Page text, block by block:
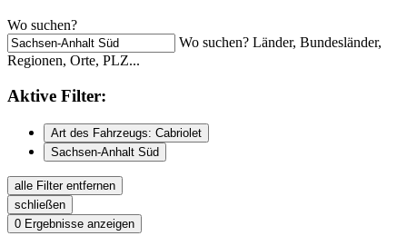
Wo suchen?
Wo suchen? Länder, Bundesländer,
Regionen, Orte, PLZ...
Aktive Filter:
Art des Fahrzeugs: Cabriolet
Sachsen-Anhalt Süd
alle Filter entfernen
schließen
0 Ergebnisse anzeigen